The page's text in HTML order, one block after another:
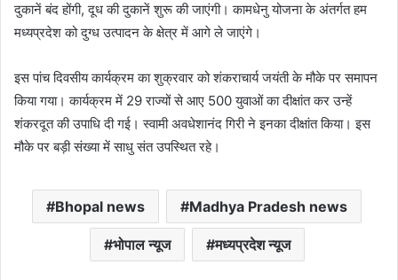
दुकानें बंद होंगी, दूध की दुकानें शुरू की जाएंगी। कामधेनु योजना के अंतर्गत हम
मध्यप्रदेश को दुग्ध उत्पादन के क्षेत्र में आगे ले जाएंगे।
इस पांच दिवसीय कार्यक्रम का शुक्रवार को शंकराचार्य जयंती के मौके पर समापन
किया गया। कार्यक्रम में 29 राज्यों से आए 500 युवाओं का दीक्षांत कर उन्हें
शंकरदूत की उपाधि दी गई। स्वामी अवधेशानंद गिरी ने इनका दीक्षांत किया। इस
मौके पर बड़ी संख्या में साधु संत उपस्थित रहे।
Bhopal news Madhya Pradesh news
भोपाल न्यूज मध्यप्रदेश न्यूज